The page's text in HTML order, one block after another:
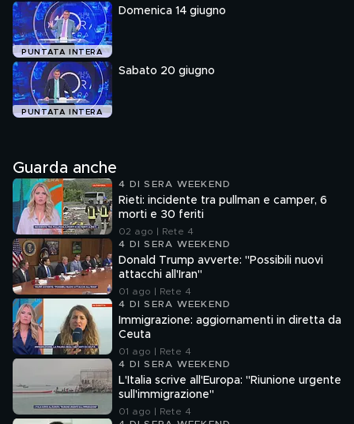
PUNTATA INTERA
Domenica 14 giugno
PUNTATA INTERA
Sabato 20 giugno
Guarda anche
4 DI SERA WEEKEND
Rieti: incidente tra pullman e camper, 6
morti e 30 feriti
02 ago | Rete 4
4 DI SERA WEEKEND
Donald Trump avverte: "Possibili nuovi
attacchi all'Iran"
01 ago | Rete 4
4 DI SERA WEEKEND
Immigrazione: aggiornamenti in diretta da
Ceuta
01 ago | Rete 4
4 DI SERA WEEKEND
L'Italia scrive all'Europa: "Riunione urgente
sull'immigrazione"
01 ago | Rete 4